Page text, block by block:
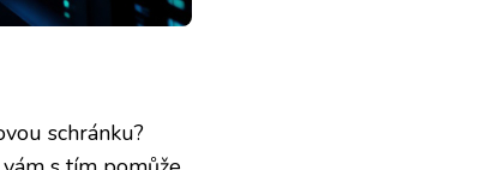
schránku?